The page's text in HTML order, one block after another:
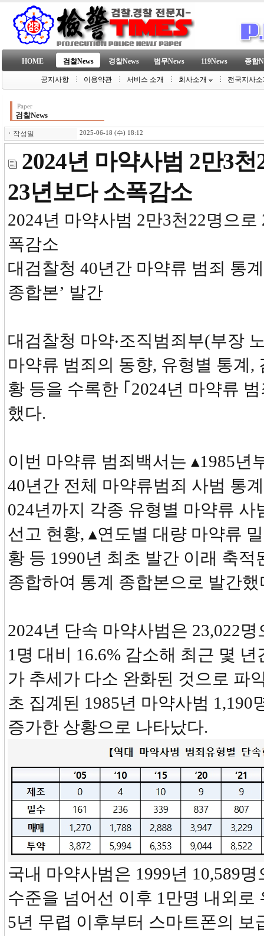
HOME 검찰News 경찰News 법무News 119News 종합
공지사항 이용약관 서비스 소개 회사소개 전국지사
Paper
검찰News
ㆍ 작성일 2025-06-18 (수) 18:12
2024년 마약사범 2만3천
23년보다 소폭감소
2024년 마약사범 2만3천22명으로
폭감소
대검찰청 40년간 마약류 범죄 통
종합본’ 발간
대검찰청 마약‧조직범죄부(부장
마약류 범죄의 동향, 유형별 통계,
황 등을 수록한 ｢2024년 마약류
했다.
이번 마약류 범죄백서는 ▴1985년
40년간 전체 마약류범죄 사범 통
024년까지 각종 유형별 마약류 사
선고 현황, ▴연도별 대량 마약류
황 등 1990년 최초 발간 이래 축적
종합하여 통계 종합본으로 발간했
2024년 단속 마약사범은 23,022명
1명 대비 16.6% 감소해 최근 몇
가 추세가 다소 완화된 것으로 파
초 집계된 1985년 마약사범 1,190
증가한 상황으로 나타났다.
국내 마약사범은 1999년 10,589
수준을 넘어선 이후 1만명 내외로
5년 무렵 이후부터 스마트폰의 보